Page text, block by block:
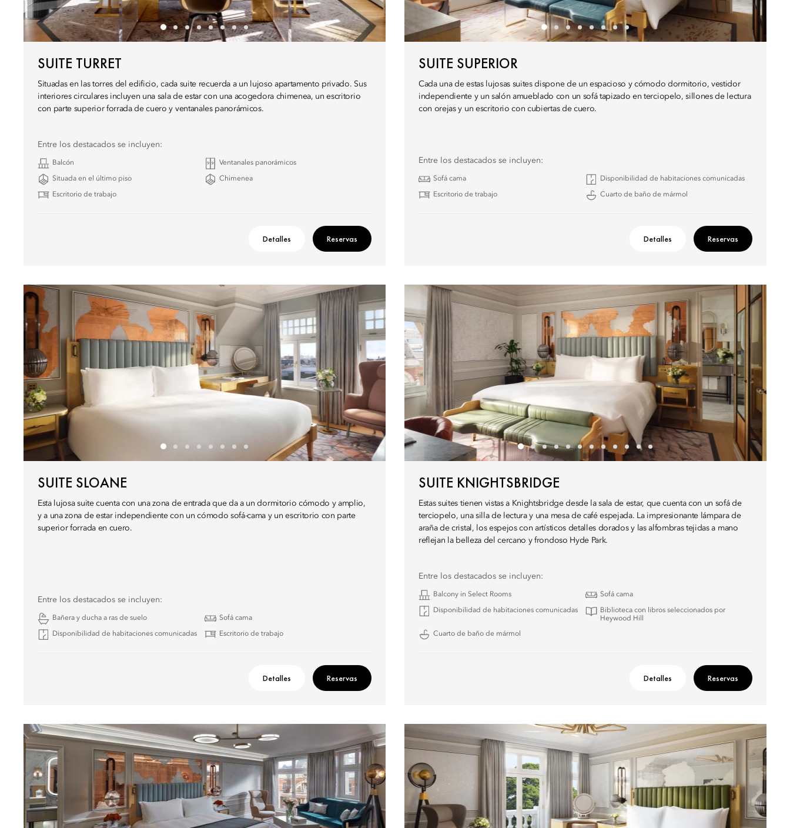
SUITE TURRET
Situadas en las torres del edificio, cada suite recuerda a un lujoso apartamento privado. Sus
interiores circulares incluyen una sala de estar con una acogedora chimenea, un escritorio
con parte superior forrada de cuero y ventanales panorámicos.
Entre los destacados se incluyen:
Balcón Ventanales panorámicos
Situada en el último piso Chimenea
Escritorio de trabajo
Detalles Reservas
SUITE SUPERIOR
Cada una de estas lujosas suites dispone de un espacioso y cómodo dormitorio, vestidor
independiente y un salón amueblado con un sofá tapizado en terciopelo, sillones de lectura
con orejas y un escritorio con cubiertas de cuero.
Entre los destacados se incluyen:
Sofá cama Disponibilidad de habitaciones comunicadas
Escritorio de trabajo Cuarto de baño de mármol
Detalles Reservas
SUITE SLOANE
Esta lujosa suite cuenta con una zona de entrada que da a un dormitorio cómodo y amplio,
y a una zona de estar independiente con un cómodo sofá-cama y un escritorio con parte
superior forrada en cuero.
Entre los destacados se incluyen:
Bañera y ducha a ras de suelo Sofá cama
Disponibilidad de habitaciones comunicadas Escritorio de trabajo
Detalles Reservas
SUITE KNIGHTSBRIDGE
Estas suites tienen vistas a Knightsbridge desde la sala de estar, que cuenta con un sofá de
terciopelo, una silla de lectura y una mesa de café espejada. La impresionante lámpara de
araña de cristal, los espejos con artísticos detalles dorados y las alfombras tejidas a mano
reflejan la belleza del cercano y frondoso Hyde Park.
Entre los destacados se incluyen:
Balcony in Select Rooms Sofá cama
Disponibilidad de habitaciones comunicadas
Biblioteca con libros seleccionados por
Heywood Hill
Cuarto de baño de mármol
Detalles Reservas